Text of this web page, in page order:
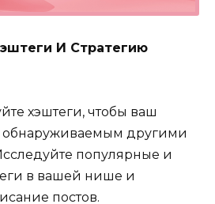
И Стратегию
хэштеги, чтобы ваш
обнаруживаемым другими
популярные и
в вашей нише и
постов.